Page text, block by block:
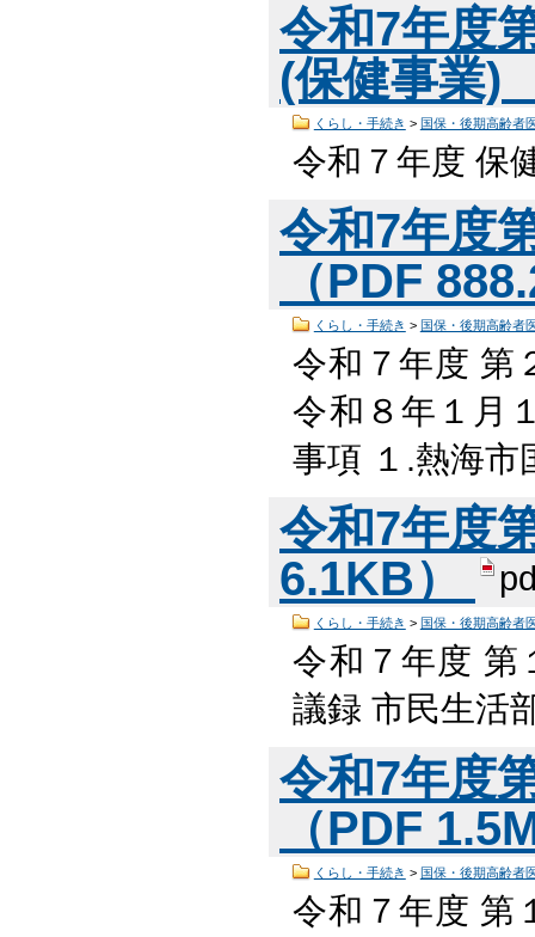
令和7年度
(保健事業)
くらし・手続き > 国保・後期高齢者
令和７年度 保
令和7年度
（PDF
くらし・手続き > 国保・後期高齢者
令和７年度 第
令和８年１月
事項 １.熱海
令和7年度
6.1KB）
くらし・手続き > 国保・後期高齢者
令和７年度 第
議録 市民生活
令和7年度
（PDF
くらし・手続き > 国保・後期高齢者
令和７年度 第